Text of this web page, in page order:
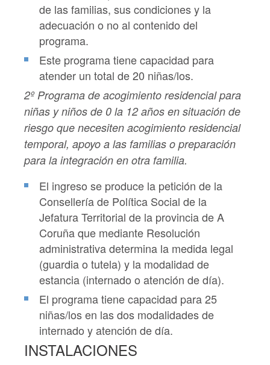
de las familias, sus condiciones y la
adecuación o no al contenido del
programa.
Este programa tiene capacidad para
atender un total de 20 niñas/los.
2º Programa de acogimiento residencial para
niñas y niños de 0 la 12 años en situación de
riesgo que necesiten acogimiento residencial
temporal, apoyo a las familias o preparación
para la integración en otra familia.
El ingreso se produce la petición de la
Consellería de Política Social de la
Jefatura Territorial de la provincia de A
Coruña que mediante Resolución
administrativa determina la medida legal
(guardia o tutela) y la modalidad de
estancia (internado o atención de día).
El programa tiene capacidad para 25
niñas/los en las dos modalidades de
internado y atención de día.
INSTALACIONES